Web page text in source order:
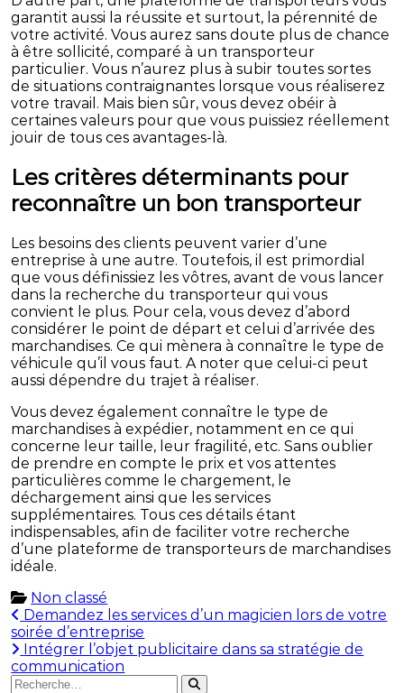
garantit aussi la réussite et surtout, la pérennité de
votre activité. Vous aurez sans doute plus de chance
à être sollicité, comparé à un transporteur
particulier. Vous n’aurez plus à subir toutes sortes
de situations contraignantes lorsque vous réaliserez
votre travail. Mais bien sûr, vous devez obéir à
certaines valeurs pour que vous puissiez réellement
jouir de tous ces avantages-là.
Les critères déterminants pour
reconnaître un bon transporteur
Les besoins des clients peuvent varier d’une
entreprise à une autre. Toutefois, il est primordial
que vous définissiez les vôtres, avant de vous lancer
dans la recherche du transporteur qui vous
convient le plus. Pour cela, vous devez d’abord
considérer le point de départ et celui d’arrivée des
marchandises. Ce qui mènera à connaître le type de
véhicule qu’il vous faut. A noter que celui-ci peut
aussi dépendre du trajet à réaliser.
Vous devez également connaître le type de
marchandises à expédier, notamment en ce qui
concerne leur taille, leur fragilité, etc. Sans oublier
de prendre en compte le prix et vos attentes
particulières comme le chargement, le
déchargement ainsi que les services
supplémentaires. Tous ces détails étant
indispensables, afin de faciliter votre recherche
d’une plateforme de transporteurs de marchandises
idéale.
Non classé
Navigation
de
l’article
Demandez les services d’un magicien lors de votre
soirée d’entreprise
Intégrer l’objet publicitaire dans sa stratégie de
communication
Rechercher
Rechercher